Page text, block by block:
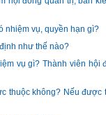
nhiệm vụ, quyền hạn gì?
như thế nào?
vụ gì? Thành viên hội
thuộc không? Nếu